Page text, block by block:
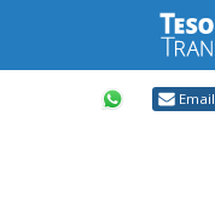
CompartilharEmail